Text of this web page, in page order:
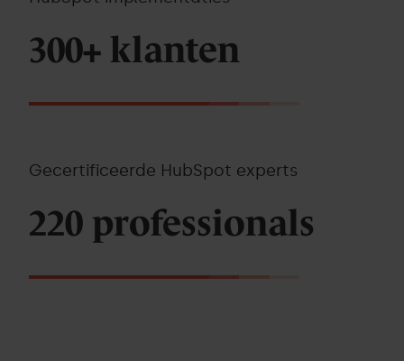
300+ klanten
Gecertificeerde HubSpot experts
220 professionals